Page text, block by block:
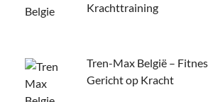
Krachttraining
Tren-Max België –
Gericht op Kracht